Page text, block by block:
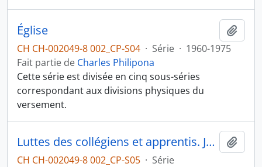
Église
CH CH-002049-8 002_CP-S04 · Série · 1960-1975
Fait partie de Charles Philipona
Cette série est divisée en cinq sous-séries
correspondant aux divisions physiques du
versement.
Luttes des collégiens et apprentis. Jeunesse ouvrière chrétienne
CH CH-002049-8 002_CP-S05 · Série